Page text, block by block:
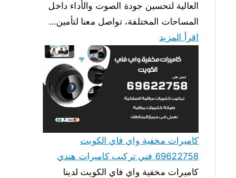
العالية لتحسين جودة الصوت والأداء داخل
المساحات المختلفة، تواصل معنا لتأمين…
اقرأ المزيد
كاميرات مخفية واي فاي الكويت
69622758 فني تركيب كاميرات هندي
كاميرات مخفية واي فاي الكويت لدينا